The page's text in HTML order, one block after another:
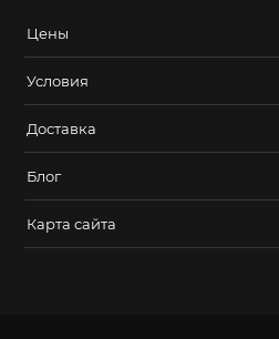
Цены
Условия
Доставка
Блог
Карта сайта